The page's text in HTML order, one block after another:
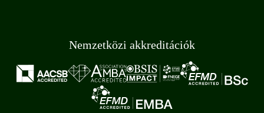
Nemzetközi akkreditációk